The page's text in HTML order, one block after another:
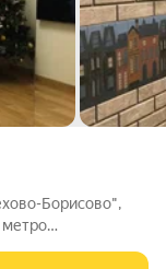
Борисово",
метро